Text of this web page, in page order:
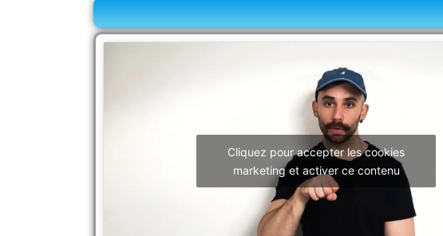
Cliquez pour accepter les cookies
marketing et activer ce contenu